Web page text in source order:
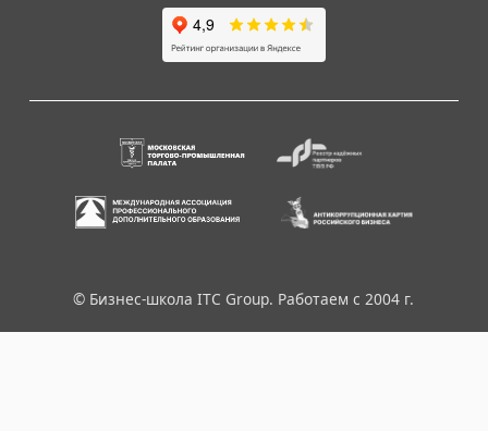
© Бизнес-школа ITC Group. Работаем с 2004 г.